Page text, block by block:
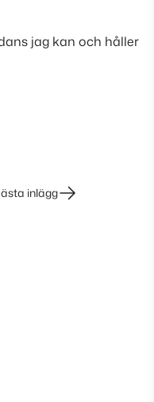
jag kan och håller
inlägg